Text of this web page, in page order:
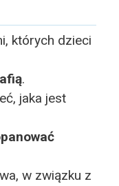
których dzieci
.
jaka jest
w związku z